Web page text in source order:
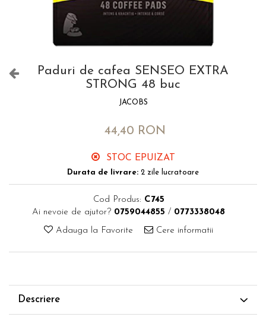
Paduri de cafea SENSEO EXTRA
STRONG 48 buc
JACOBS
44,40 RON
STOC EPUIZAT
Durata de livrare: 2 zile lucratoare
Cod Produs: C745
Ai nevoie de ajutor? 0759044855 / 0773338048
Adauga la Favorite Cere informatii
Descriere